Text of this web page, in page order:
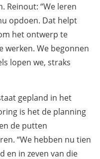
Reinout: “We leren
opdoen. Dat helpt
het ontwerp te
werken. We begonnen
lopen we, straks
gepland in het
is het de planning
de putten
“We hebben nu tien
en in zeven van die